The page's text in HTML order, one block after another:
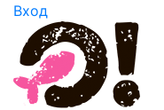
Вход